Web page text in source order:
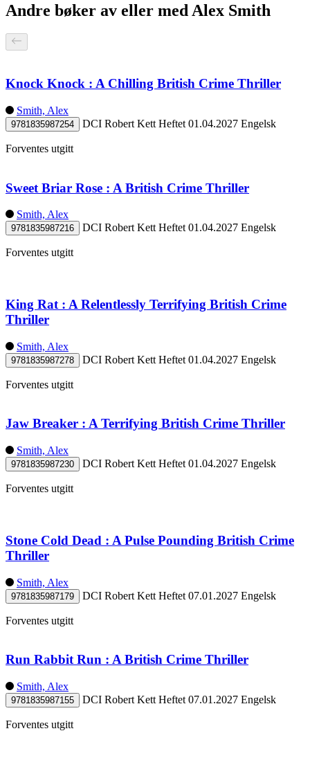
Andre bøker av eller med Alex Smith
Knock Knock : A Chilling British Crime Thriller
Smith, Alex
9781835987254 DCI Robert Kett Heftet 01.04.2027 Engelsk
Forventes utgitt
Sweet Briar Rose : A British Crime Thriller
Smith, Alex
9781835987216 DCI Robert Kett Heftet 01.04.2027 Engelsk
Forventes utgitt
King Rat : A Relentlessly Terrifying British Crime
Thriller
Smith, Alex
9781835987278 DCI Robert Kett Heftet 01.04.2027 Engelsk
Forventes utgitt
Jaw Breaker : A Terrifying British Crime Thriller
Smith, Alex
9781835987230 DCI Robert Kett Heftet 01.04.2027 Engelsk
Forventes utgitt
Stone Cold Dead : A Pulse Pounding British Crime
Thriller
Smith, Alex
9781835987179 DCI Robert Kett Heftet 07.01.2027 Engelsk
Forventes utgitt
Run Rabbit Run : A British Crime Thriller
Smith, Alex
9781835987155 DCI Robert Kett Heftet 07.01.2027 Engelsk
Forventes utgitt